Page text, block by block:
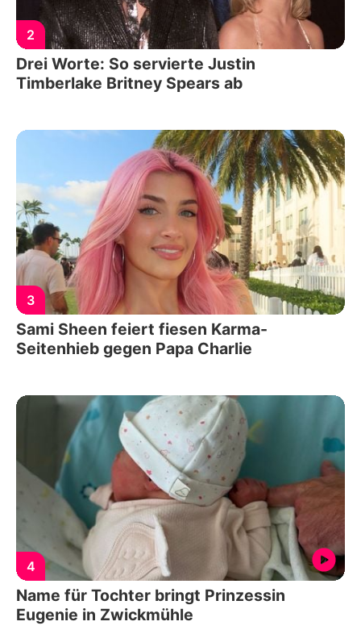
2
Drei Worte: So servierte Justin
Timberlake Britney Spears ab
3
Sami Sheen feiert fiesen Karma-
Seitenhieb gegen Papa Charlie
4
Name für Tochter bringt Prinzessin
Eugenie in Zwickmühle